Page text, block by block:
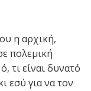
η αρχική,
πολεμική
τι είναι δυνατό
εσύ για να τον